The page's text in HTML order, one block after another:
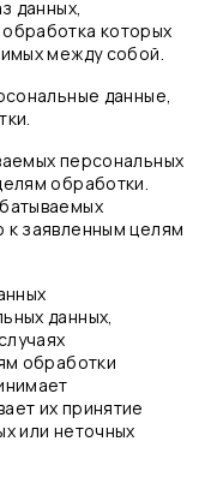
данных,
которых
между собой.
данные,
персональных
обработки.
заявленным целям
данных,
обработки
их принятие
или неточных